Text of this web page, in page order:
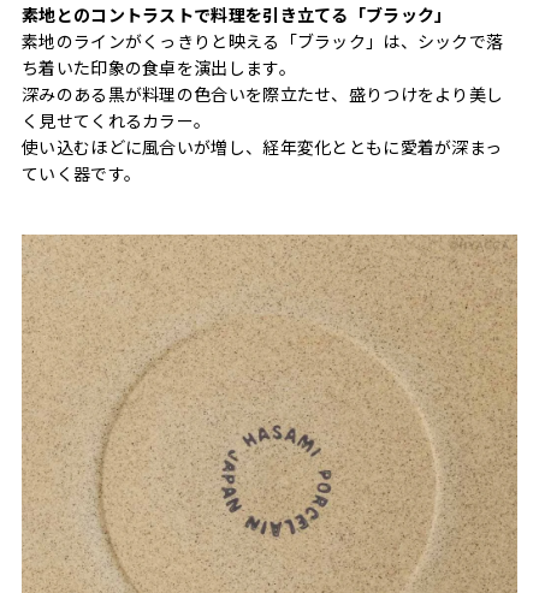
素地とのコントラストで料理を引き立てる「ブラック」
素地のラインがくっきりと映える「ブラック」は、シックで落
ち着いた印象の食卓を演出します。
深みのある黒が料理の色合いを際立たせ、盛りつけをより美し
く見せてくれるカラー。
使い込むほどに風合いが増し、経年変化とともに愛着が深まっ
ていく器です。